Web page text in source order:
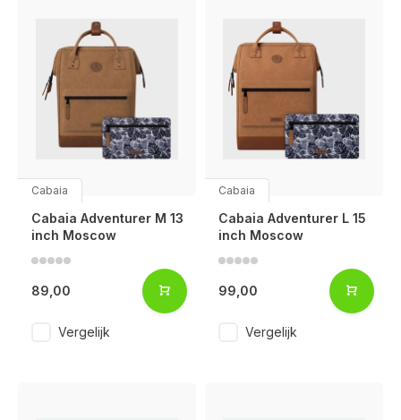
Cabaia
Cabaia Adventurer M 13
inch Moscow
89,00
Vergelijk
Cabaia
Cabaia Adventurer L 15
inch Moscow
99,00
Vergelijk